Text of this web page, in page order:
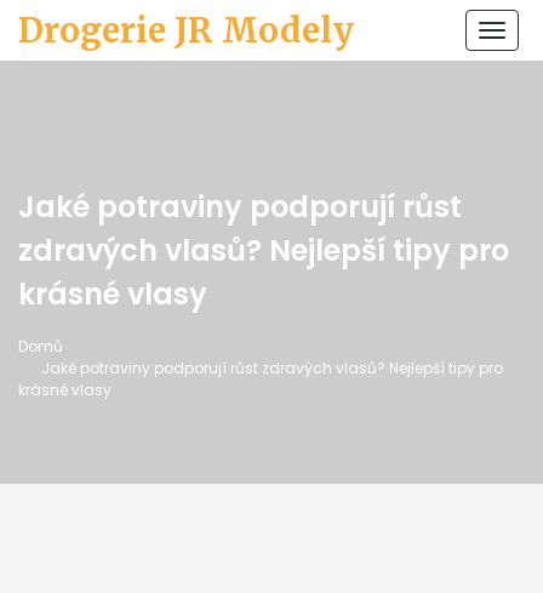
Drogerie JR Modely
Jaké potraviny podporují růst
zdravých vlasů? Nejlepší tipy pro
krásné vlasy
Domů
Jaké potraviny podporují růst zdravých vlasů? Nejlepší tipy pro
krásné vlasy